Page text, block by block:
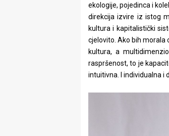
ekologije, pojedinca i
direkcija izvire iz istog
kultura i kapitalistički
cjelovito. Ako bih
kultura, a
raspršenost, to je
intuitivna. I individualna i